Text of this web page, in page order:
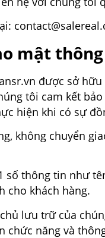
mật
được sở hữu
tôi cam kết
hiện khi có sự
không chuyển
số thông tin như
cho khách hàng.
lưu trữ của
chức năng và